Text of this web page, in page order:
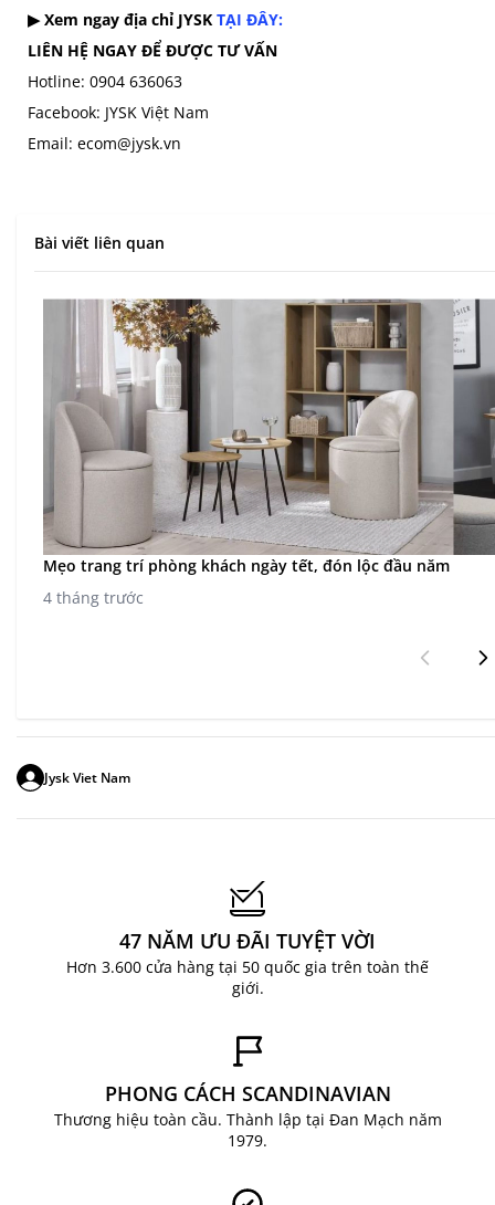
▶ Xem ngay địa chỉ JYSK TẠI ĐÂY:
LIÊN HỆ NGAY ĐỂ ĐƯỢC TƯ VẤN
Hotline: 0904 636063
Facebook: JYSK Việt Nam
Email: ecom@jysk.vn
Bài viết liên quan
Mẹo trang trí phòng khách ngày tết, đón lộc đầu năm
4 tháng trước
Jysk Viet Nam
47 NĂM ƯU ĐÃI TUYỆT VỜI
Hơn 3.600 cửa hàng tại 50 quốc gia trên toàn thế
giới.
PHONG CÁCH SCANDINAVIAN
Thương hiệu toàn cầu. Thành lập tại Đan Mạch năm
1979.